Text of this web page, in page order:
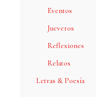
Eventos
Jueveros
Reflexiones
Relatos
Letras & Poesía